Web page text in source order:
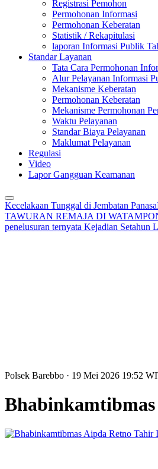
Registrasi Pemohon
Permohonan Informasi
Permohonan Keberatan
Statistik / Rekapitulasi
laporan Informasi Publik
Standar Layanan
Tata Cara Permohonan
Alur Pelayanan Informasi
Mekanisme Keberatan
Permohonan Keberatan
Mekanisme Permohonan
Waktu Pelayanan
Standar Biaya Pelayanan
Maklumat Pelayanan
Regulasi
Video
Lapor Gangguan Keamanan
Kecelakaan Tunggal di Jembatan
TAWURAN REMAJA DI
penelusuran ternyata Kejadian Setahun
Polsek Barebbo · 19 Mei 2026 19:52